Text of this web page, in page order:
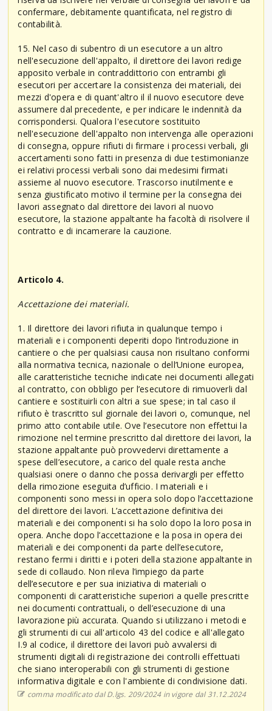
confermare, debitamente quantificata, nel registro di
contabilità.
15. Nel caso di subentro di un esecutore a un altro
nell'esecuzione dell'appalto, il direttore dei lavori redige
apposito verbale in contraddittorio con entrambi gli
esecutori per accertare la consistenza dei materiali, dei
mezzi d'opera e di quant'altro il il nuovo esecutore deve
assumere dal precedente, e per indicare le indennità da
corrispondersi. Qualora l'esecutore sostituito
nell'esecuzione dell'appalto non intervenga alle operazioni
di consegna, oppure rifiuti di firmare i processi verbali, gli
accertamenti sono fatti in presenza di due testimonianze
ei relativi processi verbali sono dai medesimi firmati
assieme al nuovo esecutore. Trascorso inutilmente e
senza giustificato motivo il termine per la consegna dei
lavori assegnato dal direttore dei lavori al nuovo
esecutore, la stazione appaltante ha facoltà di risolvere il
contratto e di incamerare la cauzione.
Articolo 4.
Accettazione dei materiali.
1. Il direttore dei lavori rifiuta in qualunque tempo i
materiali e i componenti deperiti dopo l’introduzione in
cantiere o che per qualsiasi causa non risultano conformi
alla normativa tecnica, nazionale o dell’Unione europea,
alle caratteristiche tecniche indicate nei documenti allegati
al contratto, con obbligo per l’esecutore di rimuoverli dal
cantiere e sostituirli con altri a sue spese; in tal caso il
rifiuto è trascritto sul giornale dei lavori o, comunque, nel
primo atto contabile utile. Ove l’esecutore non effettui la
rimozione nel termine prescritto dal direttore dei lavori, la
stazione appaltante può provvedervi direttamente a
spese dell’esecutore, a carico del quale resta anche
qualsiasi onere o danno che possa derivargli per effetto
della rimozione eseguita d’ufficio. I materiali e i
componenti sono messi in opera solo dopo l’accettazione
del direttore dei lavori. L’accettazione definitiva dei
materiali e dei componenti si ha solo dopo la loro posa in
opera. Anche dopo l’accettazione e la posa in opera dei
materiali e dei componenti da parte dell’esecutore,
restano fermi i diritti e i poteri della stazione appaltante in
sede di collaudo. Non rileva l’impiego da parte
dell’esecutore e per sua iniziativa di materiali o
componenti di caratteristiche superiori a quelle prescritte
nei documenti contrattuali, o dell’esecuzione di una
lavorazione più accurata. Quando si utilizzano i metodi e
gli strumenti di cui all'articolo 43 del codice e all'allegato
I.9 al codice, il direttore dei lavori può avvalersi di
strumenti digitali di registrazione dei controlli effettuati
che siano interoperabili con gli strumenti di gestione
informativa digitale e con l'ambiente di condivisione dati.
comma modificato dal D.lgs. 209/2024 in vigore dal 31.12.2024